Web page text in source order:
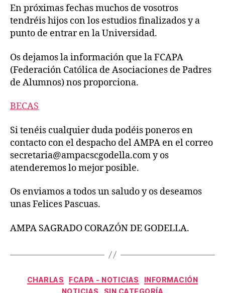
En próximas fechas muchos de vosotros
tendréis hijos con los estudios finalizados y a
punto de entrar en la Universidad.
Os dejamos la información que la FCAPA
(Federación Católica de Asociaciones de Padres
de Alumnos) nos proporciona.
BECAS
Si tenéis cualquier duda podéis poneros en
contacto con el despacho del AMPA en el correo
secretaria@ampacscgodella.com y os
atenderemos lo mejor posible.
Os enviamos a todos un saludo y os deseamos
unas Felices Pascuas.
AMPA SAGRADO CORAZÓN DE GODELLA.
Categorías
CHARLAS FCAPA - NOTICIAS
INFORMACIÓN